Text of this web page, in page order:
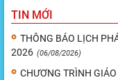
TIN MỚI
THÔNG BÁO LỊCH
2026 (06/08/2026)
CHƯƠNG TRÌNH